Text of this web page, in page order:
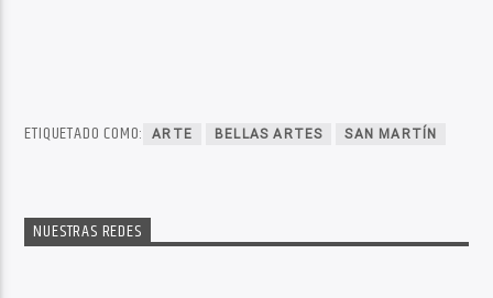
ETIQUETADO COMO: ARTE BELLAS ARTES SAN MARTÍN
NUESTRAS REDES